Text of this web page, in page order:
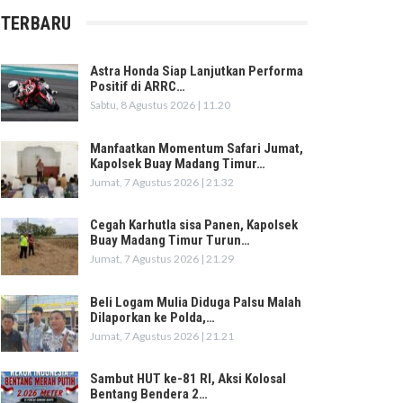
TERBARU
Astra Honda Siap Lanjutkan Performa
Positif di ARRC…
Sabtu, 8 Agustus 2026 | 11.20
Manfaatkan Momentum Safari Jumat,
Kapolsek Buay Madang Timur…
Jumat, 7 Agustus 2026 | 21.32
Cegah Karhutla sisa Panen, Kapolsek
Buay Madang Timur Turun…
Jumat, 7 Agustus 2026 | 21.29
Beli Logam Mulia Diduga Palsu Malah
Dilaporkan ke Polda,…
Jumat, 7 Agustus 2026 | 21.21
Sambut HUT ke-81 RI, Aksi Kolosal
Bentang Bendera 2…